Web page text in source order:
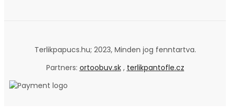
Terlikpapucs.hu; 2023, Minden jog fenntartva.
Partners: ortoobuv.sk, terlikpantofle.cz